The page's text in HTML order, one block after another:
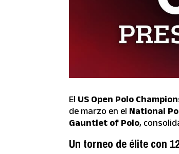
El US Open Polo
de marzo en el National
Gauntlet of Polo,
Un torneo de élite con